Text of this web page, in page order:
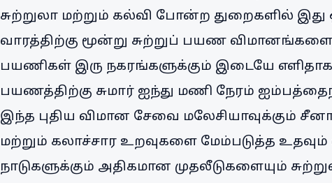
சுற்றுலா மற்றும் கல்வி போன்ற துறைகளில் இது
வாரத்திற்கு மூன்று சுற்றுப் பயண
பயணிகள் இரு நகரங்களுக்கும் இடையே
பயணத்திற்கு சுமார் ஐந்து மணி நேரம்
இந்த புதிய விமான சேவை மலேசியாவுக்கும்
மற்றும் கலாச்சார உறவுகளை மேம்படுத்த உதவும்
நாடுகளுக்கும் அதிகமான முதலீடுகளையும்